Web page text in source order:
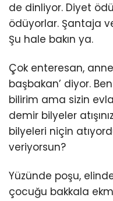
de dinliyor. Diyet
ödüyorlar. Şantaja
Şu hale bakın ya.
Çok enteresan,
başbakan’ diyor.
bilirim ama sizin
demir bilyeler
bilyeleri niçin
veriyorsun?
Yüzünde poşu,
çocuğu bakkala